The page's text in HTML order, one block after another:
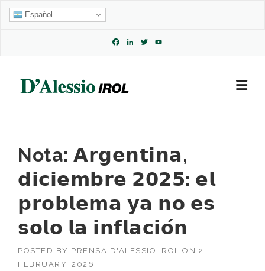
Skip
Español
Facebook
LinkedIn
Twitter
Nota: 𝗔𝗿𝗴𝗲𝗻𝘁𝗶𝗻𝗮,
𝗱𝗶𝗰𝗶𝗲𝗺𝗯𝗿𝗲 𝟮𝟬𝟮𝟱: 𝗲𝗹
𝗽𝗿𝗼𝗯𝗹𝗲𝗺𝗮 𝘆𝗮 𝗻𝗼 𝗲𝘀
𝘀𝗼𝗹𝗼 𝗹𝗮 𝗶𝗻𝗳𝗹𝗮𝗰𝗶𝗼́𝗻
POSTED BY PRENSA D'ALESSIO IROL ON 2
FEBRUARY, 2026